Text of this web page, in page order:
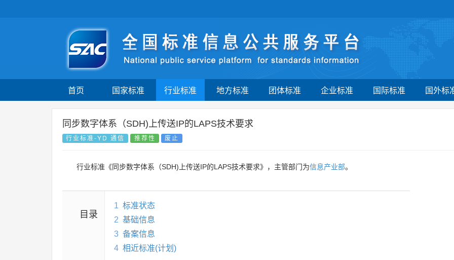
首页 国家标准 行业标准 地方标准 团体标准 企业标准 国际标准 国外标
同步数字体系（SDH)上传送IP的LAPS技术要求
行业标准-YD 通信 推荐性 废止
行业标准《同步数字体系（SDH)上传送IP的LAPS技术要求》，主管部门为信息产业部。
目录
1 标准状态
2 基础信息
3 备案信息
4 相近标准(计划)